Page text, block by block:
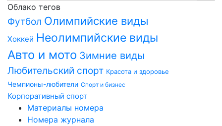
Облако тегов
Футбол Олимпийские виды
Хоккей Неолимпийские виды
Авто и мото Зимние виды
Любительский спорт Красота и здоровье
Чемпионы-любители Спорт и бизнес
Корпоративный спорт
Материалы номера
Номера журнала